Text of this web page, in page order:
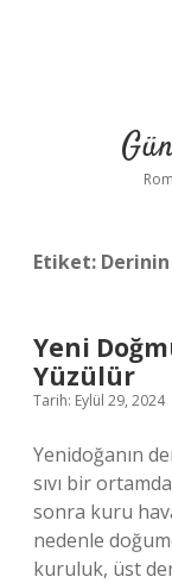
Etiket:
Yeni
Yüzülür
Tarih: Eylül 29, 2024
Yenidoğanın
sıvı bir
sonra kuru
nedenle
kuruluk, üst